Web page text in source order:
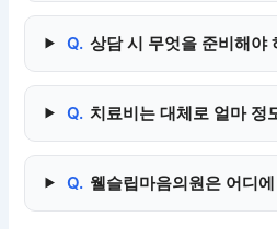
Q. 상담 시 무엇을 준비해야
Q. 치료비는 대체로 얼마 정
Q. 웰슬립마음의원은 어디